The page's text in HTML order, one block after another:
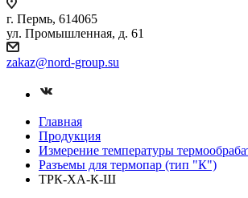
г. Пермь, 614065
ул. Промышленная, д. 61
zakaz@nord-group.su
Главная
Продукция
Измерение температуры
Разъемы для термопар (тип "К")
ТРК-ХА-К-Ш